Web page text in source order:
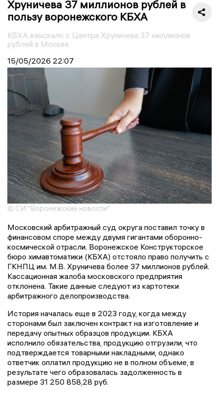
Хруничева 37 миллионов рублей в
пользу воронежского КБХА
КБХА взыскало с Центра Хруничева 37 миллионов
рублей в Москве
15/05/2026 22:07
© СИ "Воронежские новости"
Московский арбитражный суд округа поставил точку в
финансовом споре между двумя гигантами оборонно-
космической отрасли. Воронежское Конструкторское
бюро химавтоматики (КБХА) отстояло право получить с
ГКНПЦ им. М.В. Хруничева более 37 миллионов рублей.
Кассационная жалоба московского предприятия
отклонена. Такие данные следуют из картотеки
арбитражного делопроизводства.
История началась еще в 2023 году, когда между
сторонами был заключен контракт на изготовление и
передачу опытных образцов продукции. КБХА
исполнило обязательства, продукцию отгрузили, что
подтверждается товарными накладными, однако
ответчик оплатил продукцию не в полном объеме, в
результате чего образовалась задолженность в
размере 31 250 858,28 руб.